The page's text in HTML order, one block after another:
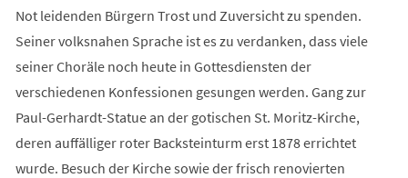
Not leidenden Bürgern Trost und Zuversicht zu spenden.
Seiner volksnahen Sprache ist es zu verdanken, dass viele
seiner Choräle noch heute in Gottesdiensten der
verschiedenen Konfessionen gesungen werden. Gang zur
Paul-Gerhardt-Statue an der gotischen St. Moritz-Kirche,
deren auffälliger roter Backsteinturm erst 1878 errichtet
wurde. Besuch der Kirche sowie der frisch renovierten